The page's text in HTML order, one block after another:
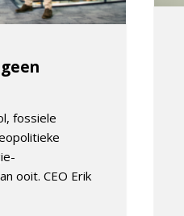
fossiele
ooit. CEO Erik